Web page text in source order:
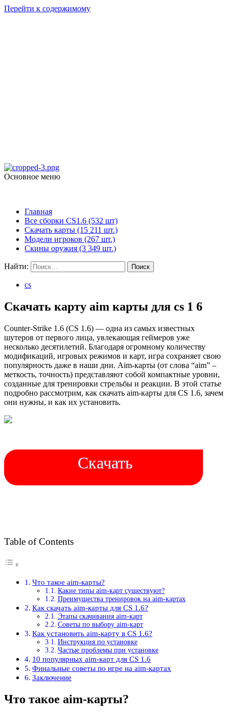
Перейти к содержимому
Основное меню
Главная
Все сборки CS1.6 (532 шт)
Скачать карты (15 211 шт.)
Модели игроков (267 шт.)
Скины оружия (3 349 шт.)
Найти:
cs
Скачать карту aim карты для cs 1 6
Counter-Strike 1.6 (CS 1.6) — одна из самых известных
шутеров от первого лица, увлекающая геймеров уже
несколько десятилетий. Благодаря огромному количеству
модификаций, игровых режимов и карт, игра сохраняет свою
популярность даже в наши дни. Aim-карты (от слова “aim” –
меткость, точность) представляют собой компактные уровни,
созданные для тренировки стрельбы и реакции. В этой статье
подробно рассмотрим, как скачать aim-карты для CS 1.6, зачем
они нужны, и как их установить.
Скачать
Table of Contents
Что такое aim-карты?
Какие типы aim-карт существуют?
Преимущества тренировок на aim-картах
Как скачать aim-карты для CS 1.6?
Этапы скачивания aim-карт
Советы по выбору aim-карт
Как установить aim-карту в CS 1.6?
Инструкция по установке
Частые проблемы при установке
10 популярных aim-карт для CS 1.6
Финальные советы по игре на aim-картах
Заключение
Что такое aim-карты?